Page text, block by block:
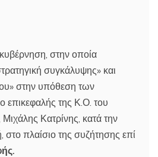
κυβέρνηση, στην οποία
συγκάλυψης» και
στην υπόθεση των
της Κ.Ο. του
Κατρίνης, κατά την
στο πλαίσιο της συζήτησης επί